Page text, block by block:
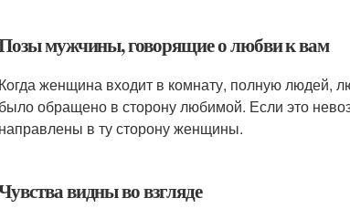
мужчины, говорящие о любви к вам
Когда женщина входит в комнату, полную людей,
было обращено в сторону любимой. Если это
направлены в ту сторону женщины.
видны во взгляде